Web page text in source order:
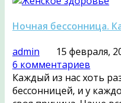
Ночная бессонница.
admin
15 февраля,
6 комментариев
Каждый из нас хоть
бессонницей, и у